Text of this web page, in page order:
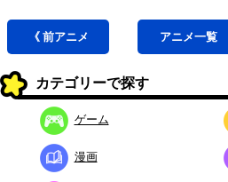
《 前アニメ アニメ一覧
カテゴリーで探す
ゲーム
漫画